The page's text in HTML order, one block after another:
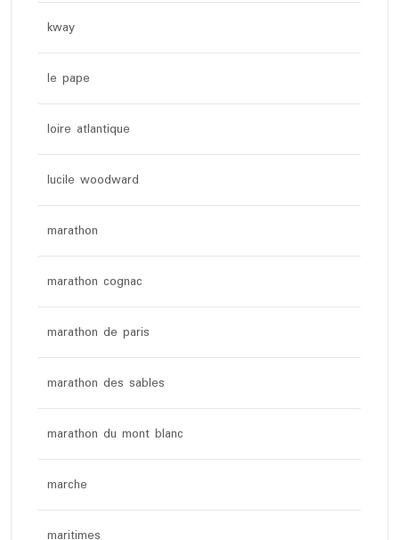
kway
le pape
loire atlantique
lucile woodward
marathon
marathon cognac
marathon de paris
marathon des sables
marathon du mont blanc
marche
maritimes